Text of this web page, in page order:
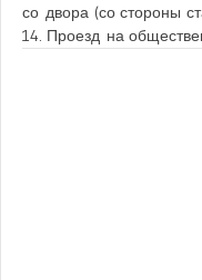
со двора (со стороны
14. Проезд на